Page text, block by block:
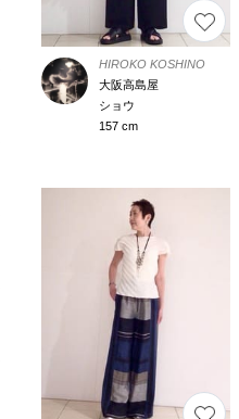
HIROKO KOSHINO
大阪高島屋
ショウ
157 cm